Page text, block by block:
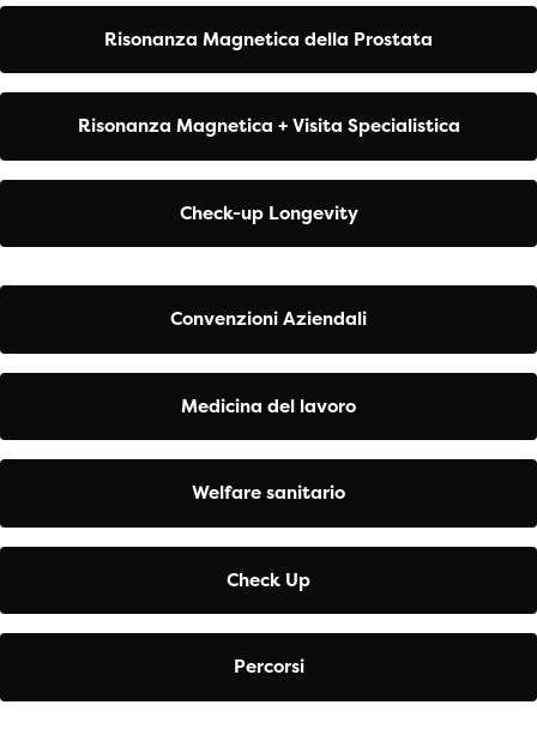
Risonanza Magnetica della Prostata
Risonanza Magnetica + Visita Specialistica
Check-up Longevity
Convenzioni Aziendali
Medicina del lavoro
Welfare sanitario
Check Up
Percorsi